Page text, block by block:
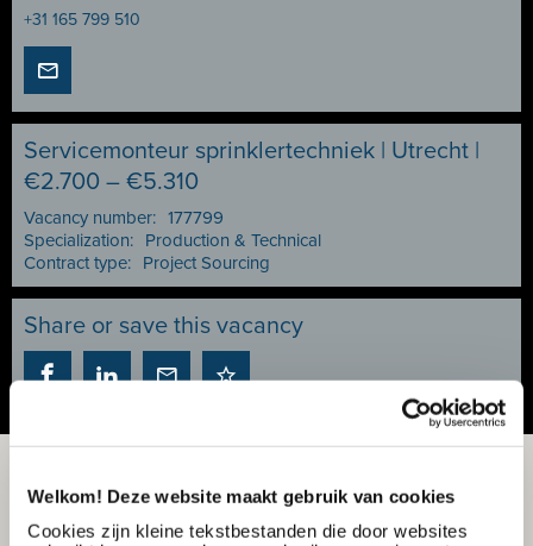
Welkom! Deze website maakt gebruik van cookies
Cookies zijn kleine tekstbestanden die door websites
+31 165 799 510
Servicemonteur sprinklertechniek | Utrecht |
€2.700 – €5.310
Vacancy number: 177799
Specialization:
Production & Technical
Contract type:
Project Sourcing
Share or save this vacancy